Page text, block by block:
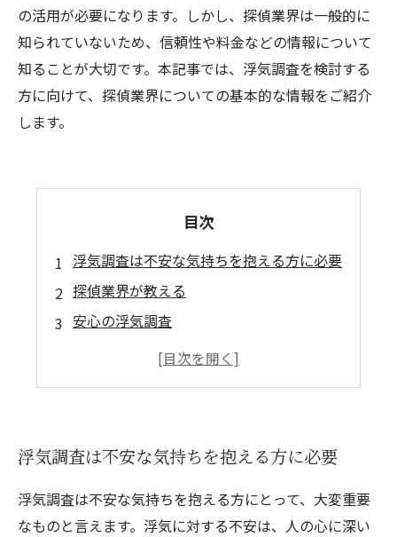
の活用が必要になります。しかし、探偵業界は一般的に
知られていないため、信頼性や料金などの情報について
知ることが大切です。本記事では、浮気調査を検討する
方に向けて、探偵業界についての基本的な情報をご紹介
します。
目次
浮気調査は不安な気持ちを抱える方に必要
探偵業界が教える
安心の浮気調査
料金体系や相談業務
浮気調査は不安な気持ちを抱える方に必要
浮気調査は不安な気持ちを抱える方にとって、大変重要
なものと言えます。浮気に対する不安は、人の心に深い